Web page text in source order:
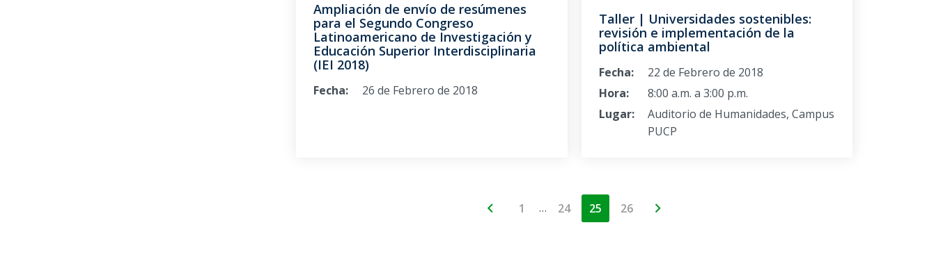
Ampliación de envío de resúmenes
para el Segundo Congreso
Latinoamericano de Investigación y
Educación Superior Interdisciplinaria
(IEI 2018)
Fecha: 26 de Febrero de 2018
Taller | Universidades sostenibles:
revisión e implementación de la
política ambiental
Fecha:
22 de Febrero de 2018
Hora:
8:00 a.m. a 3:00 p.m.
Lugar:
Auditorio de Humanidades, Campus
PUCP
1 … 24 25 26